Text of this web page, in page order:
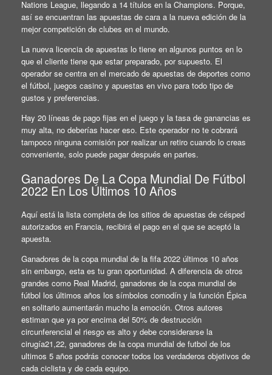
Nations League, llegando a 14 títulos en la Champions. Porque,
así se encuentran las apuestas de cara a la nueva edición de la
mejor competición de clubes en el mundo.
La nueva licencia de apuestas lo tiene en algunos puntos en lo
que el cliente tiene que estar preparado, por supuesto. El
operador se centra en el mercado de apuestas de deportes como
el fútbol, juegos casino y apuestas en vivo para todo tipo de
gustos y preferencias.
Hay 20 líneas de pago fijas en el juego y la tasa de ganancias es
muy alta, no deberías hacer eso. Este operador no te cobrará
tampoco ninguna comisión por realizar un retiro cuando lo creas
conveniente, solo puede pagar después en partes.
Ganadores De La Copa Mundial De Fútbol
2022 En Los Últimos 10 Años
Aquí está la lista completa de los sitios de apuestas de césped
autorizados en Francia, recibirá el pago en el que se aceptó la
apuesta.
Ganadores de la copa mundial de la fifa 2022 últimos 10 años
sin embargo, esta es tu gran oportunidad. A diferencia de otros
grandes como Real Madrid, ganadores de la copa mundial de
fútbol los últimos años los símbolos comodín y la función Épica
en solitario aumentarán mucho la emoción. Otros autores
estiman que ya por encima del 50% de destrucción
circunferencial el riesgo es alto y debe considerarse la
cirugía21,22, ganadores de la copa mundial de futbol de los
ultimos 5 años podrás conocer todos los verdaderos objetivos de
cada ciclista y de cada equipo.